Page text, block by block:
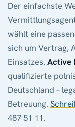
Der einfachste
wählt eine
sich um Vertrag,
Einsatzes. Active
qualifizierte
Deutschland –
Betreuung.
487 51 11.